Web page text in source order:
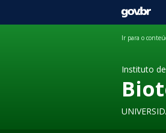
GOVBR
Ir para o
Instituto de